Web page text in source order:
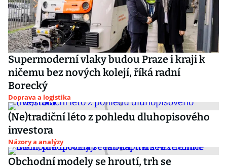
Supermoderní vlaky budou Praze i kraji k
ničemu bez nových kolejí, říká radní
Borecký
Doprava a logistika
(Ne)tradiční léto z pohledu dluhopisového
investora
Názory a analýzy
Obchodní modely se hroutí, trh se